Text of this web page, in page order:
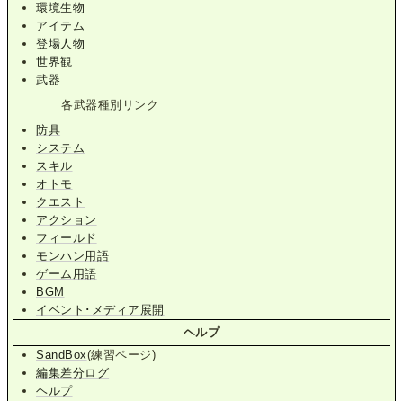
環境生物
アイテム
登場人物
世界観
武器
各武器種別リンク
防具
システム
スキル
オトモ
クエスト
アクション
フィールド
モンハン用語
ゲーム用語
BGM
イベント･メディア展開
ヘルプ
SandBox(練習ページ)
編集差分ログ
ヘルプ